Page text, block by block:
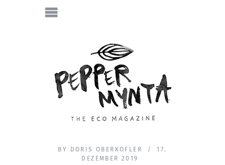
BY DORIS OBERKOFLER
17.
DEZEMBER 2019